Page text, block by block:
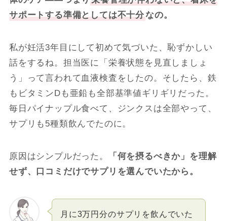
サポートする準備としては不十分なの。
私が妊活3年目にして初めて気づいた、恥ずかしい
話をするね。担当医に「栄養状態を見直しましょ
う」って言われて血液検査をしたの。そしたら、鉄
もビタミンDも亜鉛も全部基準値ギリギリだった。
毎日パイナップル食べて、ジンクスは全部やって、
サプリも5種類飲んでたのに。
原因はシンプルだった。
「何を摂るべきか」を理解
せず、口コミだけでサプリを選んでいたから。
月に3万円分のサプリを飲んでいた